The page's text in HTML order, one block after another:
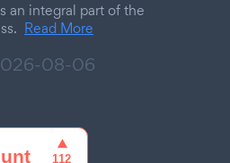
an integral part of the
Read More
08-06